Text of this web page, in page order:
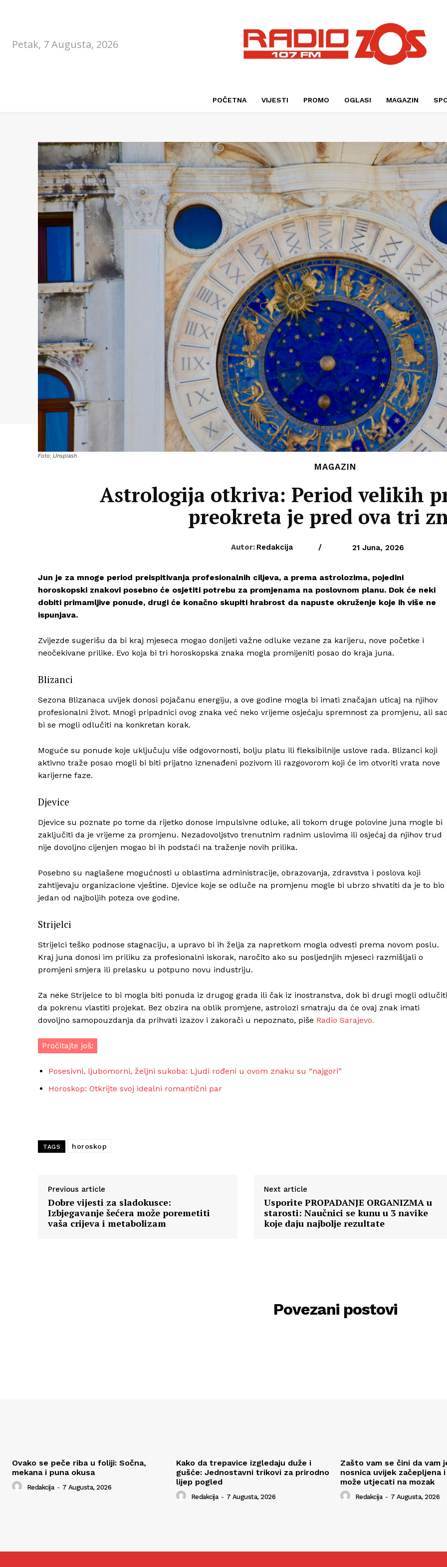
Petak, 7 Augusta, 2026
POČETNA VIJESTI PROMO OGLASI MAGAZIN
Foto: Unsplash
MAGAZIN
Astrologija otkriva: Period velikih
preokreta je pred ova tri
Autor: Redakcija / 21 Juna, 2026
Jun je za mnoge period preispitivanja profesionalnih ciljeva, a prema astrolozima, pojedini
horoskopski znakovi posebno će osjetiti potrebu za promjenama na poslovnom planu. Dok će neki
dobiti primamljive ponude, drugi će konačno skupiti hrabrost da napuste okruženje koje ih više ne
ispunjava.
Zvijezde sugerišu da bi kraj mjeseca mogao donijeti važne odluke vezane za karijeru, nove početke i
neočekivane prilike. Evo koja bi tri horoskopska znaka mogla promijeniti posao do kraja juna.
Blizanci
Sezona Blizanaca uvijek donosi pojačanu energiju, a ove godine mogla bi imati značajan uticaj na njihov
profesionalni život. Mnogi pripadnici ovog znaka već neko vrijeme osjećaju spremnost za promjenu, ali
bi se mogli odlučiti na konkretan korak.
Moguće su ponude koje uključuju više odgovornosti, bolju platu ili fleksibilnije uslove rada. Blizanci koji
aktivno traže posao mogli bi biti prijatno iznenađeni pozivom ili razgovorom koji će im otvoriti vrata nove
karijerne faze.
Djevice
Djevice su poznate po tome da rijetko donose impulsivne odluke, ali tokom druge polovine juna mogle bi
zaključiti da je vrijeme za promjenu. Nezadovoljstvo trenutnim radnim uslovima ili osjećaj da njihov trud
nije dovoljno cijenjen mogao bi ih podstaći na traženje novih prilika.
Posebno su naglašene mogućnosti u oblastima administracije, obrazovanja, zdravstva i poslova koji
zahtijevaju organizacione vještine. Djevice koje se odluče na promjenu mogle bi ubrzo shvatiti da je to bio
jedan od najboljih poteza ove godine.
Strijelci
Strijelci teško podnose stagnaciju, a upravo bi ih želja za napretkom mogla odvesti prema novom poslu.
Kraj juna donosi im priliku za profesionalni iskorak, naročito ako su posljednjih mjeseci razmišljali o
promjeni smjera ili prelasku u potpuno novu industriju.
Za neke Strijelce to bi mogla biti ponuda iz drugog grada ili čak iz inostranstva, dok bi drugi mogli odlučiti
da pokrenu vlastiti projekat. Bez obzira na oblik promjene, astrolozi smatraju da će ovaj znak imati
dovoljno samopouzdanja da prihvati izazov i zakorači u nepoznato, piše Radio Sarajevo.
Pročitajte još:
Posesivni, ljubomorni, željni sukoba: Ljudi rođeni u ovom znaku su “najgori”
Horoskop: Otkrijte svoj idealni romantični par
TAGS horoskop
Previous article
Dobre vijesti za sladokusce:
Izbjegavanje šećera može poremetiti
vaša crijeva i metabolizam
Next article
Usporite PROPADANJE ORGANIZMA u
starosti: Naučnici se kunu u 3 navike
koje daju najbolje rezultate
Povezani postovi
Ovako se peče riba u foliji: Sočna,
mekana i puna okusa
Redakcija - 7 Augusta, 2026
Kako da trepavice izgledaju duže i
gušće: Jednostavni trikovi za prirodno
lijep pogled
Redakcija - 7 Augusta, 2026
Zašto vam se čini da vam
nosnica uvijek začepljena
može utjecati na mozak
Redakcija - 7 Augusta, 2026